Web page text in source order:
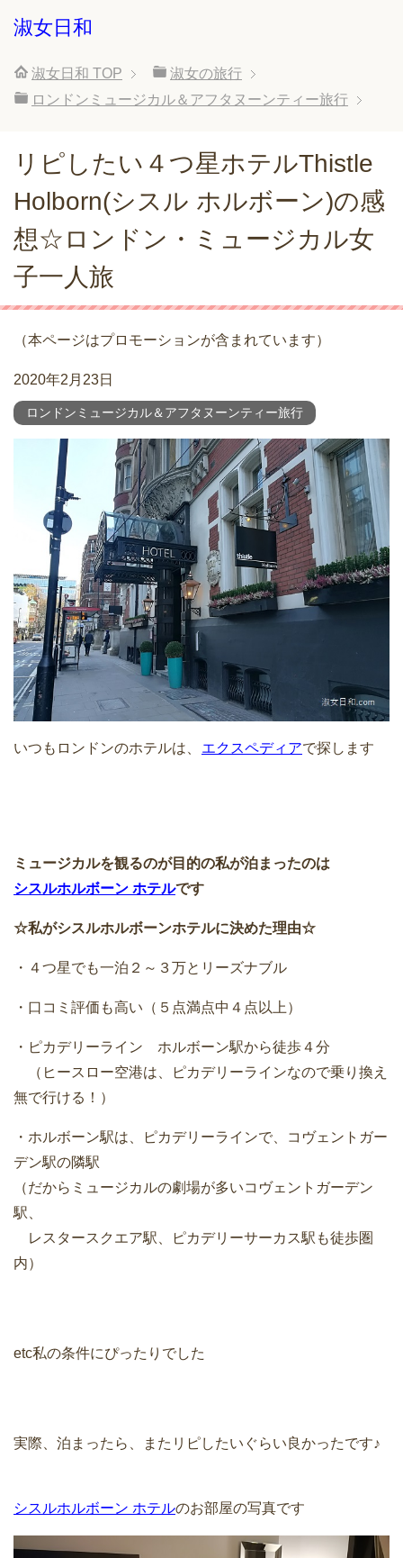
淑女日和
淑女日和 TOP
淑女の旅行
ロンドンミュージカル＆アフタヌーンティー旅行
リピしたい４つ星ホテルThistle
Holborn(シスル ホルボーン)の感
想☆ロンドン・ミュージカル女
子一人旅
（本ページはプロモーションが含まれています）
2020年2月23日
ロンドンミュージカル＆アフタヌーンティー旅行
いつもロンドンのホテルは、 エクスペディアで探します
ミュージカルを観るのが目的の私が泊まったのは
シスルホルボーン ホテルです
☆私がシスルホルボーンホテルに決めた理由☆
・４つ星でも一泊２～３万とリーズナブル
・口コミ評価も高い（５点満点中４点以上）
・ピカデリーライン ホルボーン駅から徒歩４分
（ヒースロー空港は、ピカデリーラインなので乗り換え
無で行ける！）
・ホルボーン駅は、ピカデリーラインで、コヴェントガー
デン駅の隣駅
（だからミュージカルの劇場が多いコヴェントガーデン
駅、
レスタースクエア駅、ピカデリーサーカス駅も徒歩圏
内）
etc私の条件にぴったりでした
実際、泊まったら、またリピしたいぐらい良かったです♪
シスルホルボーン ホテルのお部屋の写真です